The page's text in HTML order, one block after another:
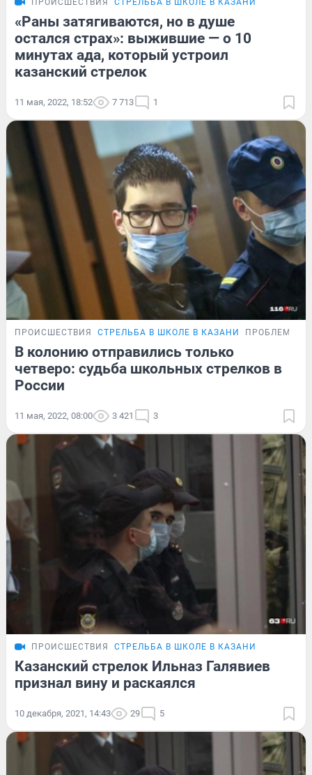
«Раны затягиваются, но в душе
остался страх»: выжившие — о 10
минутах ада, который устроил
казанский стрелок
11 мая, 2022, 18:52 7 713 1
ПРОИСШЕСТВИЯ СТРЕЛЬБА В ШКОЛЕ В КАЗАНИ ПРОБЛЕМА
В колонию отправились только
четверо: судьба школьных стрелков в
России
11 мая, 2022, 08:00 3 421 3
ПРОИСШЕСТВИЯ СТРЕЛЬБА В ШКОЛЕ В КАЗАНИ
Казанский стрелок Ильназ Галявиев
признал вину и раскаялся
10 декабря, 2021, 14:43 29 5